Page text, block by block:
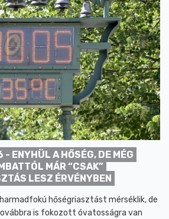
ENYHÜL A HŐSÉG, DE MÉG
MÁR “CSAK”
LESZ ÉRVÉNYBEN
hőségriasztást mérséklik, de
is fokozott óvatosságra van